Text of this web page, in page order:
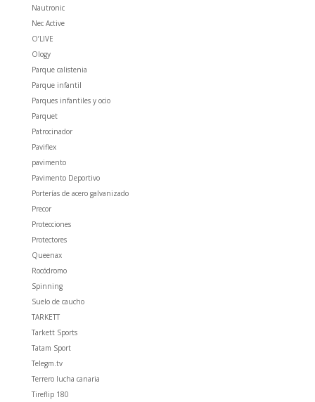
Nautronic
Nec Active
O’LIVE
Ology
Parque calistenia
Parque infantil
Parques infantiles y ocio
Parquet
Patrocinador
Paviflex
pavimento
Pavimento Deportivo
Porterías de acero galvanizado
Precor
Protecciones
Protectores
Queenax
Rocódromo
Spinning
Suelo de caucho
TARKETT
Tarkett Sports
Tatam Sport
Telegm.tv
Terrero lucha canaria
Tireflip 180